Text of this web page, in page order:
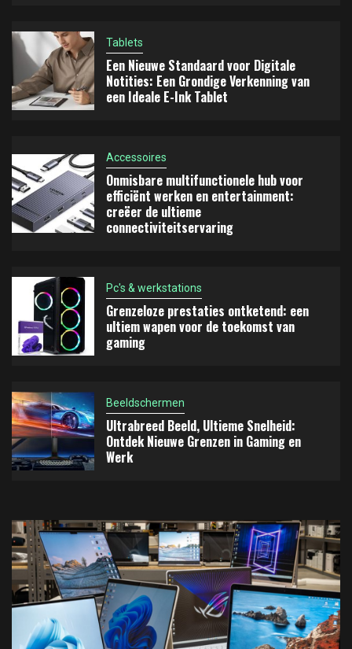
Grenzeloze prestaties ontketend: een ultiem
wapen voor de toekomst van gaming
Tablets
Een Nieuwe Standaard voor Digitale
Notities: Een Grondige Verkenning van
een Ideale E-Ink Tablet
Accessoires
Onmisbare multifunctionele hub voor
efficiënt werken en entertainment:
creëer de ultieme
connectiviteitservaring
Pc's & werkstations
Grenzeloze prestaties ontketend: een
ultiem wapen voor de toekomst van
gaming
Beeldschermen
Ultrabreed Beeld, Ultieme Snelheid:
Ontdek Nieuwe Grenzen in Gaming en
Werk